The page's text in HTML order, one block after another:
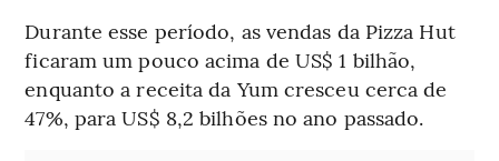
Durante esse período, as vendas da Pizza Hut
ficaram um pouco acima de US$ 1 bilhão,
enquanto a receita da Yum cresceu cerca de
47%, para US$ 8,2 bilhões no ano passado.